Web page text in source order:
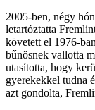
2005-ben, négy
letartóztatta
követett el 1976-
bűnösnek vallotta
utasította, hogy
gyerekekkel tudna
azt gondolta,